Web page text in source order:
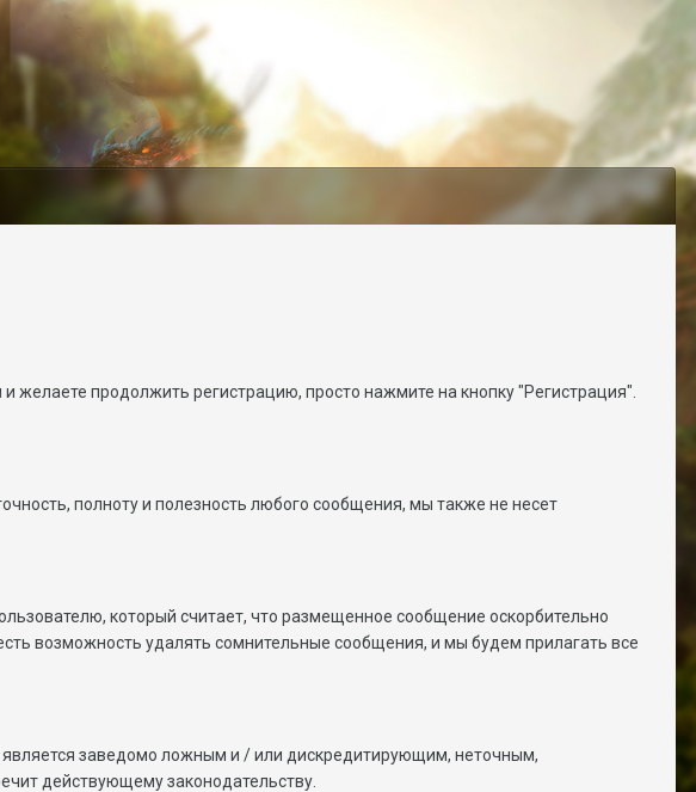
продолжить регистрацию, просто нажмите на кнопку "Регистрация".
полноту и полезность любого сообщения, мы также не несет
который считает, что размещенное сообщение оскорбительно
возможность удалять сомнительные сообщения, и мы будем прилагать все
заведомо ложным и / или дискредитирующим, неточным,
действующему законодательству.